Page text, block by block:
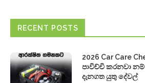
RECENT POSTS
2026 Car Care
පාවිච්චි කරනවා
දැනගත යුතු දේවල්